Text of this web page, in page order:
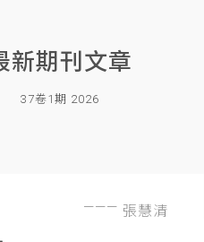
新期刊文章
37卷1期 2026
張慧清